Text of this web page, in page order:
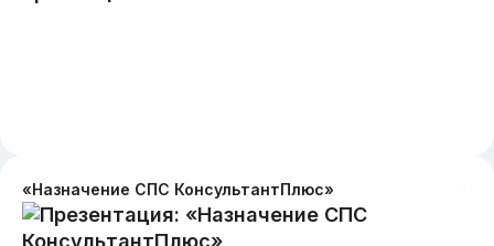
«Назначение СПС КонсультантПлюс»